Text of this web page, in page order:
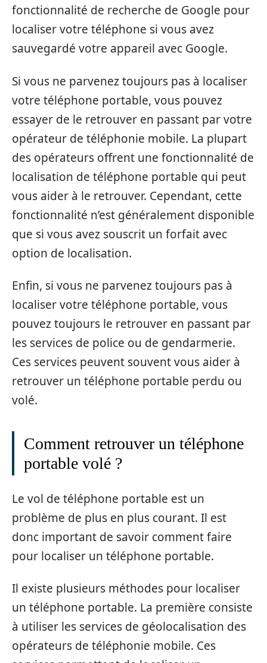
fonctionnalité de recherche de Google pour
localiser votre téléphone si vous avez
sauvegardé votre appareil avec Google.
Si vous ne parvenez toujours pas à localiser
votre téléphone portable, vous pouvez
essayer de le retrouver en passant par votre
opérateur de téléphonie mobile. La plupart
des opérateurs offrent une fonctionnalité de
localisation de téléphone portable qui peut
vous aider à le retrouver. Cependant, cette
fonctionnalité n’est généralement disponible
que si vous avez souscrit un forfait avec
option de localisation.
Enfin, si vous ne parvenez toujours pas à
localiser votre téléphone portable, vous
pouvez toujours le retrouver en passant par
les services de police ou de gendarmerie.
Ces services peuvent souvent vous aider à
retrouver un téléphone portable perdu ou
volé.
Comment retrouver un téléphone
portable volé ?
Le vol de téléphone portable est un
problème de plus en plus courant. Il est
donc important de savoir comment faire
pour localiser un téléphone portable.
Il existe plusieurs méthodes pour localiser
un téléphone portable. La première consiste
à utiliser les services de géolocalisation des
opérateurs de téléphonie mobile. Ces